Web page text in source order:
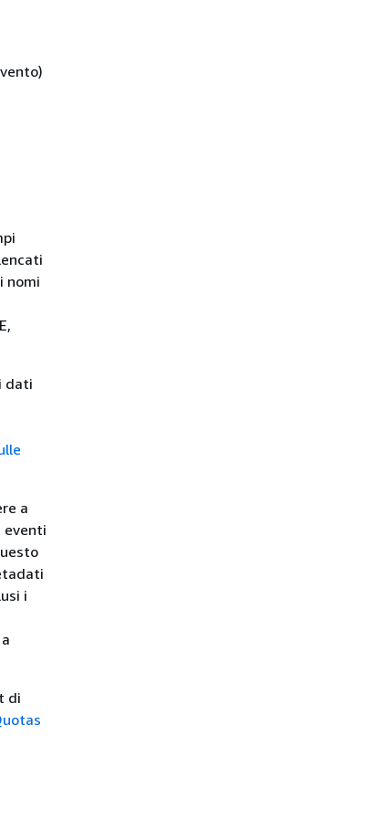
nomi
dati
a
eventi
i
di